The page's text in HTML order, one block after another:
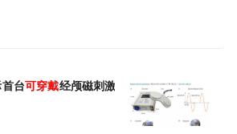
台可穿戴经颅磁刺激设备，重量小于3公斤！